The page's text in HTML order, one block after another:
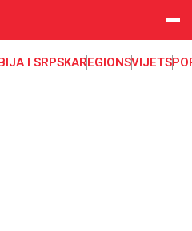
I SRPSKAREGIONSVIJET